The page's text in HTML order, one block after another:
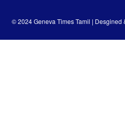
© 2024 Geneva Times Tamil | Desgined